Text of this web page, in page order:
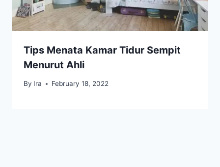
Tips Menata Kamar Tidur Sempit
Menurut Ahli
By Ira February 18, 2022